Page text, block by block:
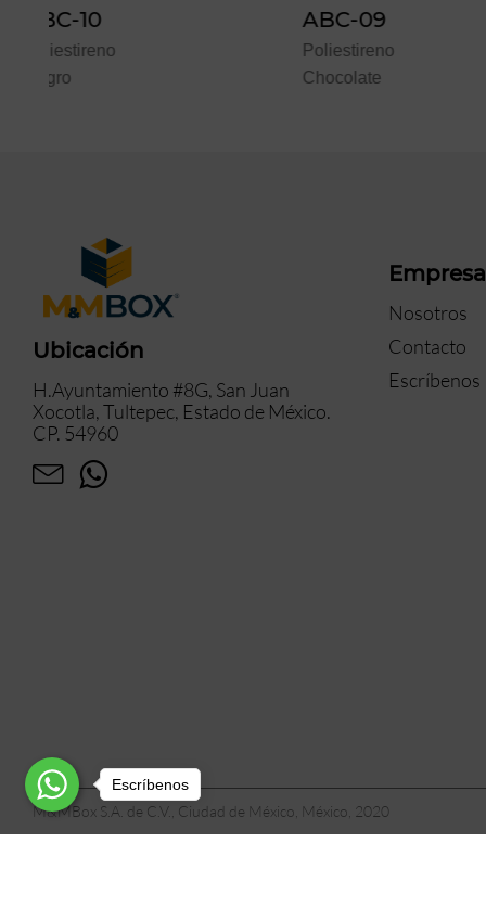
ABC-09
Poliestireno
Chocolate
TRA-57
Poliestireno
Plomo
Ubicación
H.Ayuntamiento #8G, San Juan
Xocotla, Tultepec, Estado de México.
CP. 54960
Empresa
Nosotros
Contacto
Escríbenos
M&MBox S.A. de C.V., Ciudad de México, México, 2020
Escríbenos